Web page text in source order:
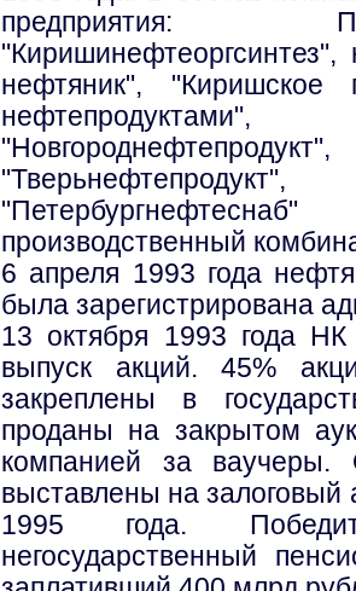
предприятия:
нефтяник", "Киришское
"Тверьнефтепродукт",
производственный
6 апреля 1993 года
была зарегистрирована
13 октября 1993 года НК
выпуск акций. 45%
закреплены в
проданы на закрытом
компанией за
выставлены на залоговый
1995 года.
негосударственный